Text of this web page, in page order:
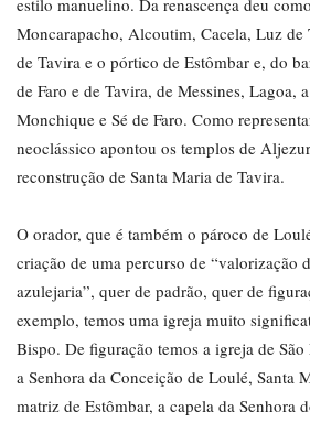
estilo manuelino. Da renascença deu
Moncarapacho, Alcoutim, Cacela, Luz
de Tavira e o pórtico de Estômbar e, do
de Faro e de Tavira, de Messines, Lagoa,
Monchique e Sé de Faro. Como
neoclássico apontou os templos de
reconstrução de Santa Maria de Tavira.
O orador, que é também o pároco de
criação de uma percurso de “valorização
azulejaria”, quer de padrão, quer de
exemplo, temos uma igreja muito
Bispo. De figuração temos a igreja de
a Senhora da Conceição de Loulé, Santa
matriz de Estômbar, a capela da Senhora